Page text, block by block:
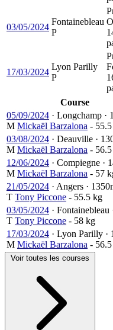
03/05/2024
Fontainebleau
P
17/03/2024
Lyon Parilly
P
Course
05/09/2024 · Longchamp ·
M Mickaël Barzalona -
03/08/2024 · Deauville ·
M Mickaël Barzalona -
12/06/2024 · Compiegne ·
M Mickaël Barzalona - 57
21/05/2024 · Angers ·
T Tony Piccone - 55.5 kg
03/05/2024 · Fontainebleau
T Tony Piccone - 58 kg
17/03/2024 · Lyon Parilly ·
M Mickaël Barzalona -
Voir toutes les courses